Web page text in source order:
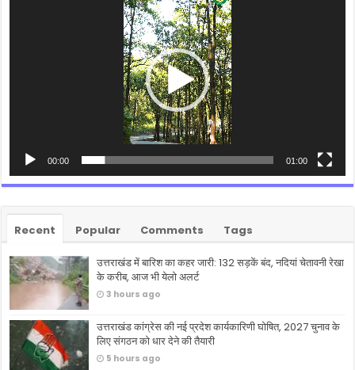
00:00 01:00
Recent Popular Comments Tags
उत्तराखंड में बारिश का कहर जारी: 132 सड़कें बंद, नदियां चेतावनी रेखा
के करीब, आज भी येलो अलर्ट
3 hours ago
उत्तराखंड कांग्रेस की नई प्रदेश कार्यकारिणी घोषित, 2027 चुनाव के
लिए संगठन को धार देने की तैयारी
5 hours ago